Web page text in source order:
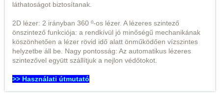
láthatoságot biztosítanak.
2D lézer: 2 irányban 360 º-os lézer. A lézeres szintező
önszintező funkciója: a rendkívül jó minőségű mechanikának
köszönhetően a lézer rövid idő alatt önműködően vízszintes
helyzetbe áll be. Nagy pontosság: Az automatikus lézeres
szintezővel együtt szállítjuk a nejlon védőtokot.
>> Használati útmutató